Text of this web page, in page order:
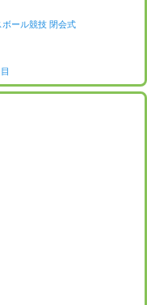
ール競技 閉会式